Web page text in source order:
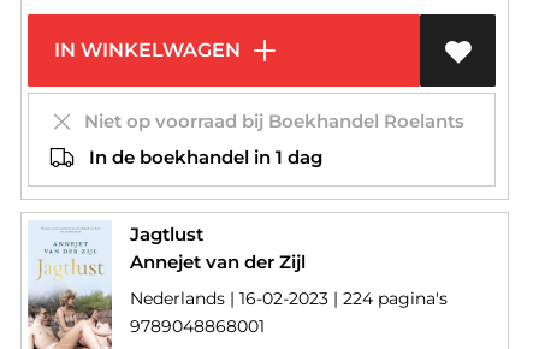
IN WINKELWAGEN
Niet op voorraad bij Boekhandel Roelants
In de boekhandel in 1 dag
Jagtlust
Annejet van der Zijl
Nederlands | 16-02-2023 | 224 pagina's
9789048868001